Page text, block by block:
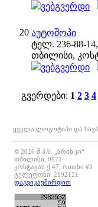
ვებგვერდი
20 აუტოშოპი
ტელ. 236-88-14,
თბილისი,
ვებგვერდი
გვერდები: 1 2 3 4
ყველა ლოგოტიპი და
© 2026 შ.პ.ს. „არის ჯი“
თბილისი, 0171
კოსტავას ქ.47, ოთახი #3
ტელეფონი: 2192121
დაგვიკავშირდით